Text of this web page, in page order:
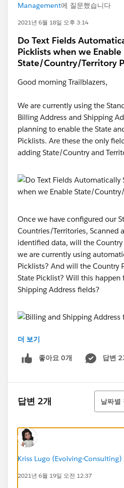
Management에 질문했습니다
2021년 6월 18일 오후 3:14
Do Text Fields
Picklists when we Enable
State/Country/Territory
Good morning Trailblazers,
We are currently using the
Billing Address and Shipping
planning to enable the State
Picklists. Are these the only
adding State/Country and
Once we have configured our
Countries/Territories, Scanned
identified data, will the Country
we are currently using
Picklists? And will the Country
State Picklist? Will this
Shipping Address fields?
Thanks!
더 보기
좋아요 0개 답변 2
답변 2개
정렬
날짜별
Kriss Lugo (Evolving-Consulting)
2021년 6월 19일 오전 12:37